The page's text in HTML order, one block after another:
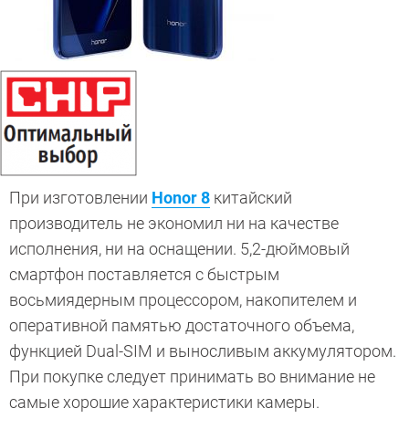
При изготовлении Honor 8 китайский
производитель не экономил ни на качестве
исполнения, ни на оснащении. 5,2-дюймовый
смартфон поставляется с быстрым
восьмиядерным процессором, накопителем и
оперативной памятью достаточного объема,
функцией Dual-SIM и выносливым аккумулятором.
При покупке следует принимать во внимание не
самые хорошие характеристики камеры.